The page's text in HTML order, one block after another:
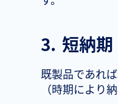
3. 短納期
既製品であれ
（時期により